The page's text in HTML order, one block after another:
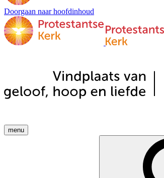
Doorgaan naar hoofdinhoud
menu